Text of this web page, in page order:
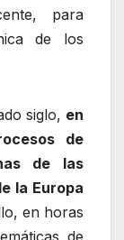
para
de los
siglo, en
de
de las
la Europa
en horas
de